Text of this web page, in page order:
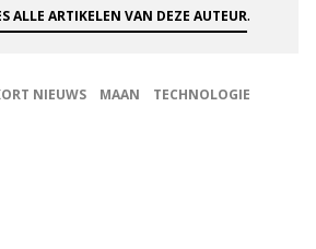
ALLE ARTIKELEN VAN DEZE AUTEUR.
NIEUWS MAAN
TECHNOLOGIE